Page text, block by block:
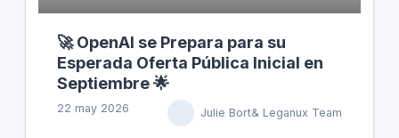
🚀 OpenAI se Prepara para su
Esperada Oferta Pública Inicial en
Septiembre 🌟
22 may 2026 Julie Bort& Leganux Team